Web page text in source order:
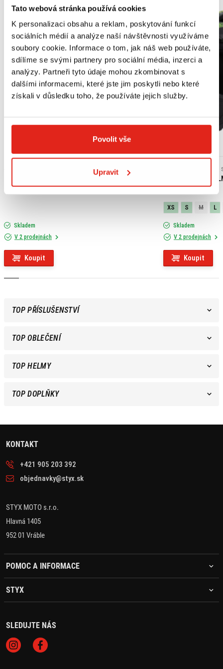
Tato webová stránka používá cookies
K personalizaci obsahu a reklam, poskytování funkcí
sociálních médií a analýze naší návštěvnosti využíváme
soubory cookie. Informace o tom, jak náš web používáte,
sdílíme se svými partnery pro sociální média, inzerci a
analýzy. Partneři tyto údaje mohou zkombinovat s
dalšími informacemi, které jste jim poskytli nebo které
získali v důsledku toho, že používáte jejich služby.
Povolit vše
Upravit
HONDA ORIGINAL MOTOROVÝ OLEJ 10W-30 MA
(JASO MB)
Skladem
V 2 prodejnách
Koupit
SHIRO ENDURO
XS S M L
Skladem
V 2 prodejnách
Koupit
TOP PŘÍSLUŠENSTVÍ
TOP OBLEČENÍ
TOP HELMY
TOP DOPLŇKY
KONTAKT
+421 905 203 392
objednavky@styx.sk
STYX MOTO s.r.o.
Hlavná 1405
952 01 Vráble
POMOC A INFORMACE
STYX
SLEDUJTE NÁS